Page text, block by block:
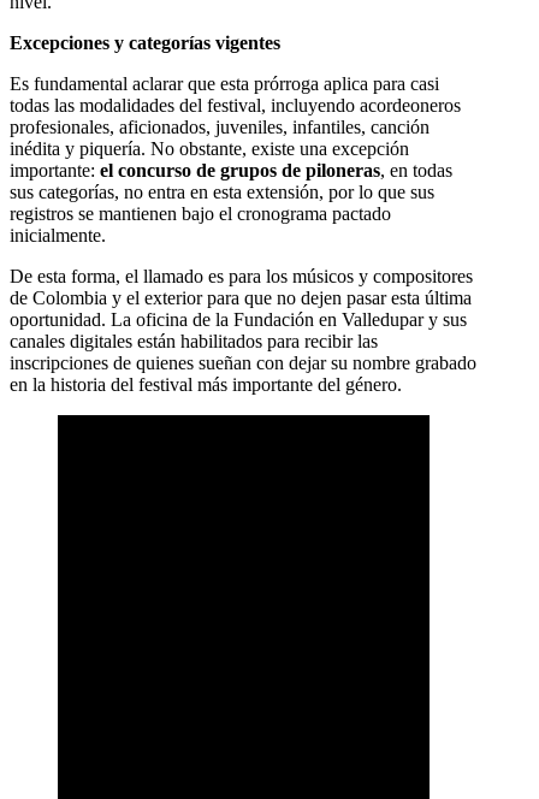
Excepciones y categorías vigentes
Es fundamental aclarar que esta prórroga aplica para casi
todas las modalidades del festival, incluyendo acordeoneros
profesionales, aficionados, juveniles, infantiles, canción
inédita y piquería. No obstante, existe una excepción
importante: el concurso de grupos de piloneras, en todas
sus categorías, no entra en esta extensión, por lo que sus
registros se mantienen bajo el cronograma pactado
inicialmente.
De esta forma, el llamado es para los músicos y compositores
de Colombia y el exterior para que no dejen pasar esta última
oportunidad. La oficina de la Fundación en Valledupar y sus
canales digitales están habilitados para recibir las
inscripciones de quienes sueñan con dejar su nombre grabado
en la historia del festival más importante del género.